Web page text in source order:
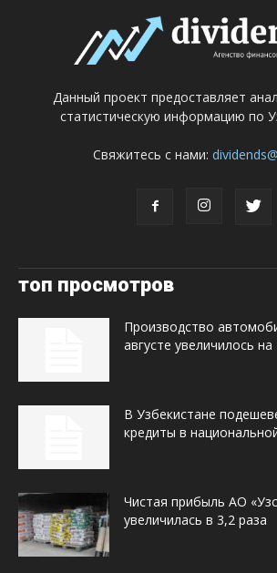
Данный проект предоставляет
статистическую информацию по
Свяжитесь с нами:
топ просмотров
Производство
августе увеличилось
В Узбекистане
кредиты в
Чистая прибыль АО
увеличилась в 3,2 раза